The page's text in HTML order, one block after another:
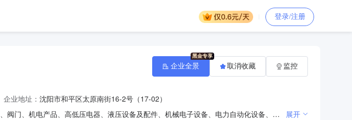
登录/注册
企业地址： 沈阳市和平区太原南街16-2号（17-02）
计算机软硬件技术开发；计算机软硬件及外辅设备、仪器仪表、泵、阀门、机电产品、高低压电器、液压设备及配件、机械电子设备、电力自动化设备、电线电缆、金属材料、管件、标准件、机车配件、消防器材、五金工具、灯具、劳保用品、化工原料、洗涤用品、办公用品、文化用品、建筑材料、纸制品、日用杂品、起重设备及配件、水处理设备及配件、锅炉设备及配件、通讯设备、监控设备、清洁设备、家具、厨房设备、电子产品批发、零售；自动化设备、通讯设备、监控设备、清洁设备、厨房设备、计算机综合布线安装及现场维修。（依法须经批准的项目，经相关部门批准后方可开展经营活动。） 展开
企业全景 取消收藏 监控